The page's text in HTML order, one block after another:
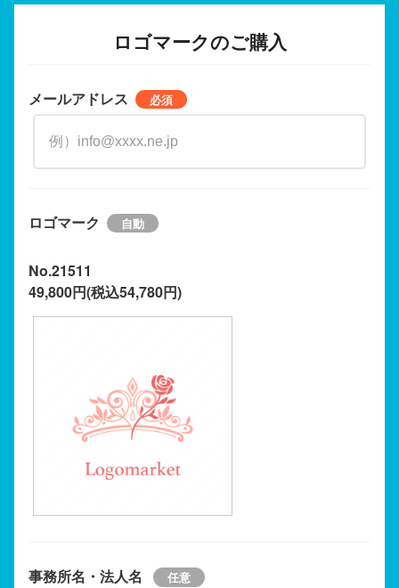
ロゴマークのご購入
メールアドレス
ロゴマーク
No.21511
49,800円(税込54,780円)
事務所名・法人名